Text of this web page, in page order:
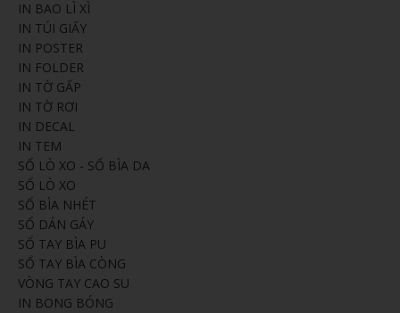
IN BAO LÌ XÌ
IN TÚI GIẤY
IN POSTER
IN FOLDER
IN TỜ GẤP
IN TỜ RƠI
IN DECAL
IN TEM
SỔ LÒ XO - SỔ BÌA DA
SỔ LÒ XO
SỔ BÌA NHÉT
SỔ DÁN GÁY
SỔ TAY BÌA PU
SỔ TAY BÌA CÒNG
VÒNG TAY CAO SU
IN BONG BÓNG